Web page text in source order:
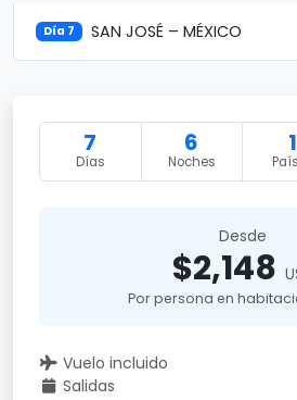
Día 7 SAN JOSÉ – MÉXICO
7
Días
6
Noches
1
Desde
$2,148
Por persona en
Vuelo incluido
Salidas